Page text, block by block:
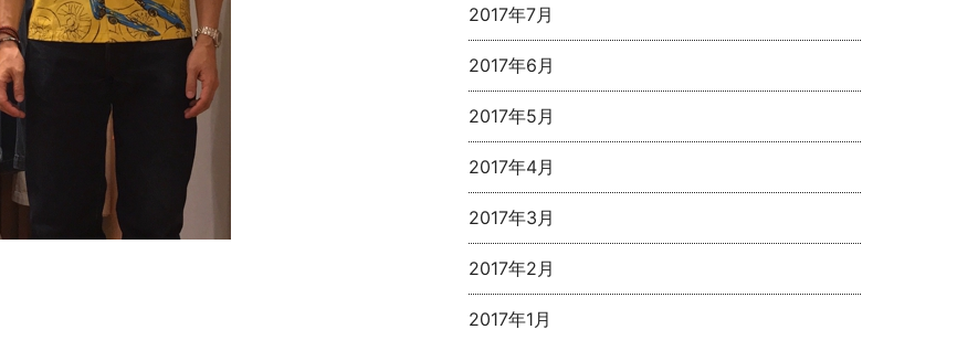
2017年7月
2017年6月
2017年5月
2017年4月
2017年3月
2017年2月
2017年1月